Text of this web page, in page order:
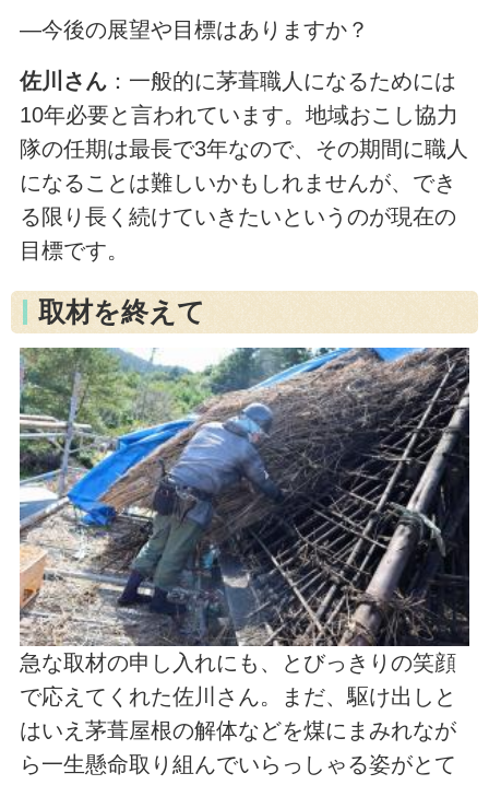
―今後の展望や目標はありますか？
佐川さん：一般的に茅葺職人になるためには
10年必要と言われています。地域おこし協力
隊の任期は最長で3年なので、その期間に職人
になることは難しいかもしれませんが、でき
る限り長く続けていきたいというのが現在の
目標です。
取材を終えて
急な取材の申し入れにも、とびっきりの笑顔
で応えてくれた佐川さん。まだ、駆け出しと
はいえ茅葺屋根の解体などを煤にまみれなが
ら一生懸命取り組んでいらっしゃる姿がとて